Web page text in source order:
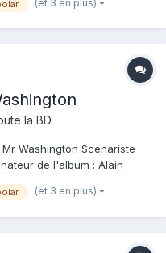
à vivoter un peu
(et 3 en plus)
la BD
Washington Scenariste
de l'album : Alain
Caire, un mystérieux «
(et 3 en plus)